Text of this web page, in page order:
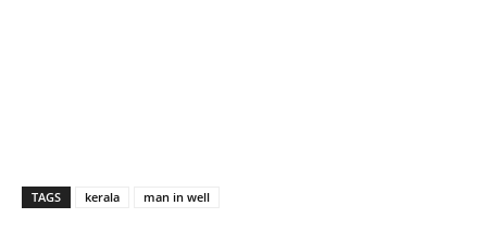
TAGS kerala man in well